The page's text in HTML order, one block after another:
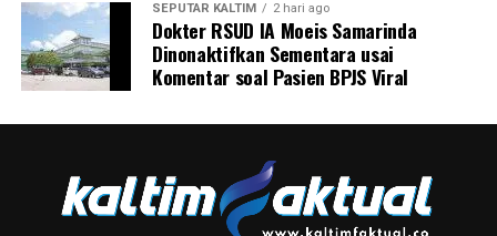
SEPUTAR KALTIM 2 hari ago
Dokter RSUD IA Moeis Samarinda
Dinonaktifkan Sementara usai
Komentar soal Pasien BPJS Viral